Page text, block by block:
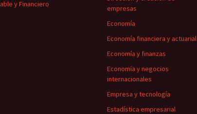
y Financiero
empresas
Economía
Economía financiera y actuarial
Economía y finanzas
Economía y negocios
internacionales
Empresa y tecnología
Estadística empresarial